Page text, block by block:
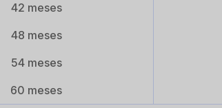
42 meses
48 meses
54 meses
60 meses